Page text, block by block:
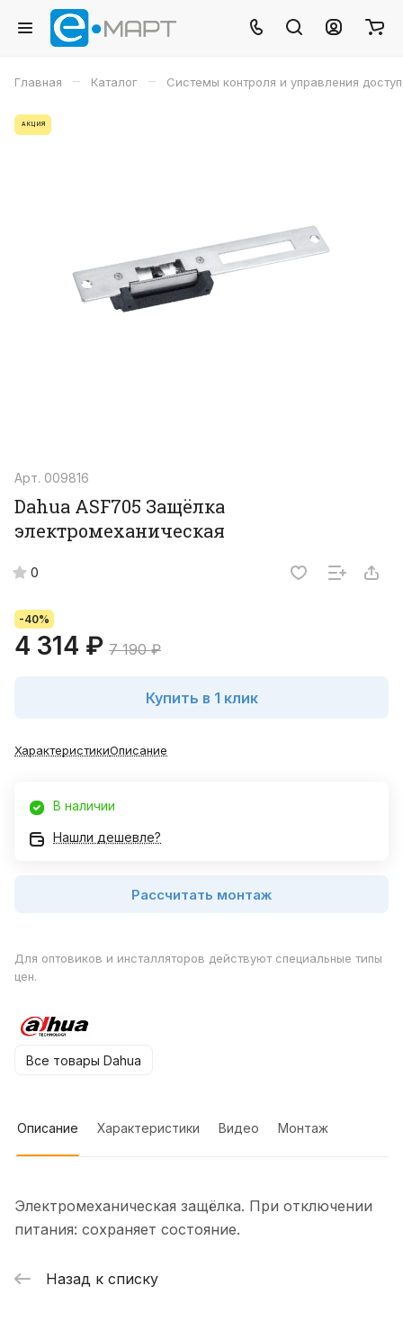
Главная – Каталог – Системы контроля и управления
АКЦИЯ
Арт. 009816
Dahua ASF705 Защёлка
электромеханическая
0
-40%
4 314 ₽ 7 190 ₽
Купить в 1 клик
ХарактеристикиОписание
В наличии
Нашли дешевле?
Рассчитать монтаж
Для оптовиков и инсталляторов действуют специальные типы
цен.
Все товары Dahua
Описание Характеристики Видео Монтаж
Электромеханическая защёлка. При отключении
питания: сохраняет состояние.
Назад к списку